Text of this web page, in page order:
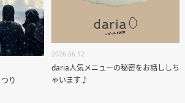
ー様専用サイト CLUB RENOVES
り
2026.06.12
daria人気メニューの秘密をお話ししち
ゃいます♪